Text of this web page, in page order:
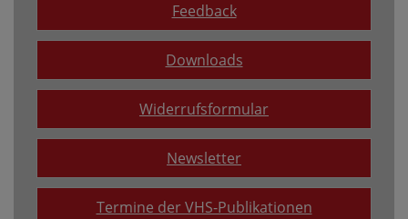
Feedback
Downloads
Widerrufsformular
Newsletter
Termine der VHS-Publikationen